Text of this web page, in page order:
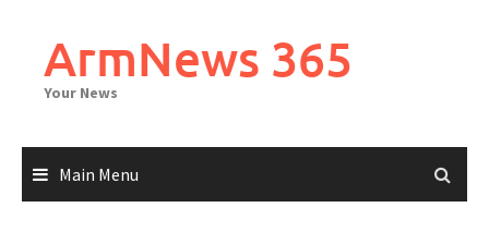
contentArmNews 365
Your News
Main Menu